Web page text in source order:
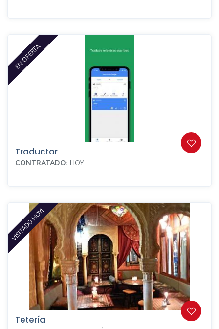
EN OFERTA
Traductor
CONTRATADO: HOY
VISITADO HOY!
Tetería